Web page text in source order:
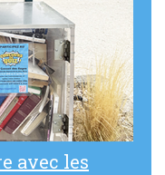
avec les